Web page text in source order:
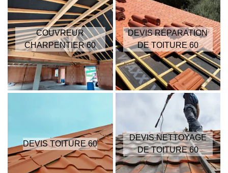
COUVREUR
CHARPENTIER 60
DEVIS RÉPARATION
DE TOITURE 60
DEVIS TOITURE 60
DEVIS NETTOYAGE
DE TOITURE 60